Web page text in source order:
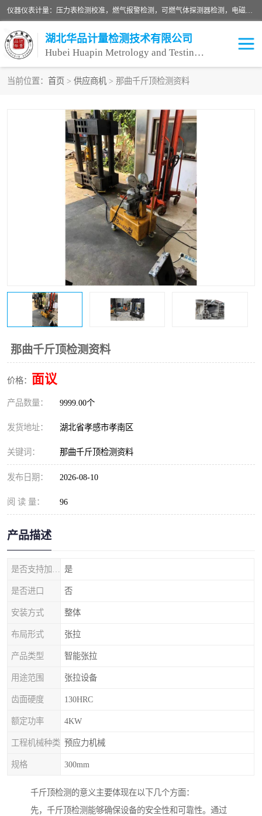
仪器仪表计量：压力表检测校准，燃气报警检测，可燃气体探测器检测，电磁流量计检测校准，明渠流量计检测，千斤顶检测标定，仪器校准，量具校准，仪表检测，仪器检测，计量设备校准；洁净室检测：洁净度检测，洁净厂房检测，无尘洁净室检测，悬浮粒子检测，*过滤器检测；安全阀校验：安全阀校验，安全阀检验，安全阀检测，安全阀年检，安全阀校正，安全阀校准；
湖北华品计量检测技术有限公司
Hubei Huapin Metrology and Testing Technology Co. , Ltd.
当前位置： 首页 > 供应商机 > 那曲千斤顶检测资料
那曲千斤顶检测资料
价格： 面议
产品数量： 9999.00个
发货地址： 湖北省孝感市孝南区
关键词： 那曲千斤顶检测资料
发布日期： 2026-08-10
阅 读 量： 96
产品描述
是
是否进口 否
安装方式 整体
布局形式 张拉
产品类型 智能张拉
用途范围 张拉设备
齿面硬度 130HRC
额定功率 4KW
工程机械种类 预应力机械
规格 300mm
千斤顶检测的意义主要体现在以下几个方面：
先，千斤顶检测能够确保设备的安全性和可靠性。通过
计量设备校准
可燃气体探测器